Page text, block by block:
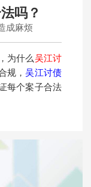
吗？
成麻烦
为什么吴江讨
规，吴江讨债
每个案子合法